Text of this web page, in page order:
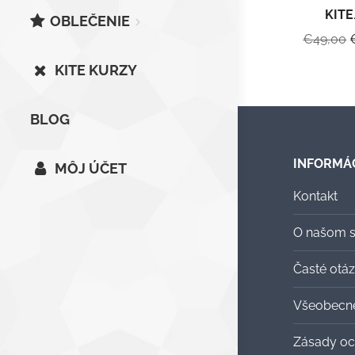
OBLEČENIE
KITE KURZY
BLOG
MÔJ ÚČET
€49,00
Kontakt
O našom
Časté
Zásady